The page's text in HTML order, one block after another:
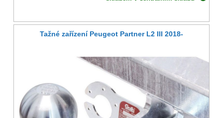
Tažné zařízení Peugeot Partner L2 III 2018-